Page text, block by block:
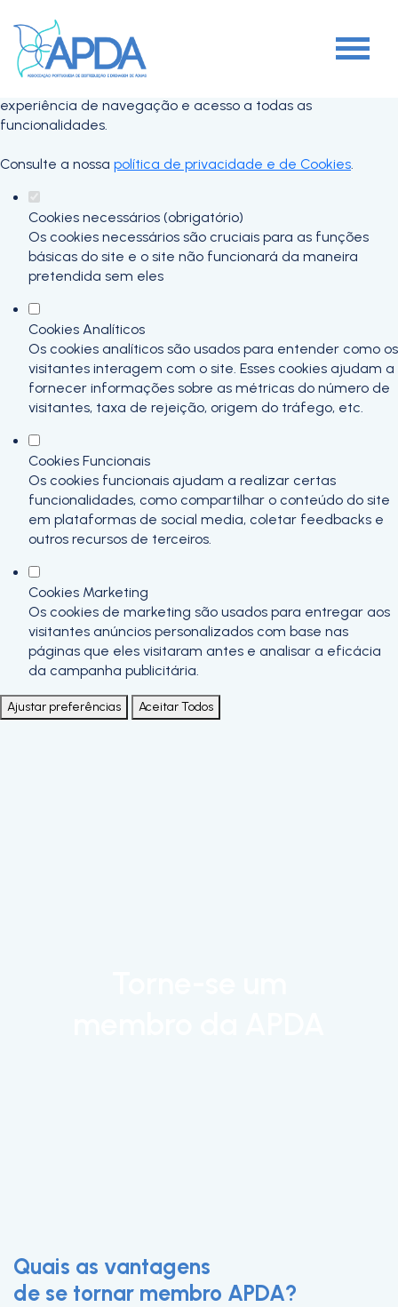
para este website.
Este website utiliza cookies estritamente necessários,
experiência de navegação e acesso a todas as
funcionalidades.
Consulte a nossa política de privacidade e de Cookies.
Cookies necessários (obrigatório)
Os cookies necessários são cruciais para as funções
básicas do site e o site não funcionará da maneira
pretendida sem eles
Cookies Analíticos
Os cookies analíticos são usados para entender como os
visitantes interagem com o site. Esses cookies ajudam a
fornecer informações sobre as métricas do número de
visitantes, taxa de rejeição, origem do tráfego, etc.
Cookies Funcionais
Os cookies funcionais ajudam a realizar certas
funcionalidades, como compartilhar o conteúdo do site
em plataformas de social media, coletar feedbacks e
outros recursos de terceiros.
Cookies Marketing
Os cookies de marketing são usados para entregar aos
visitantes anúncios personalizados com base nas
páginas que eles visitaram antes e analisar a eficácia
da campanha publicitária.
Ajustar preferências Aceitar Todos
Quais as vantagens
de se tornar membro APDA?